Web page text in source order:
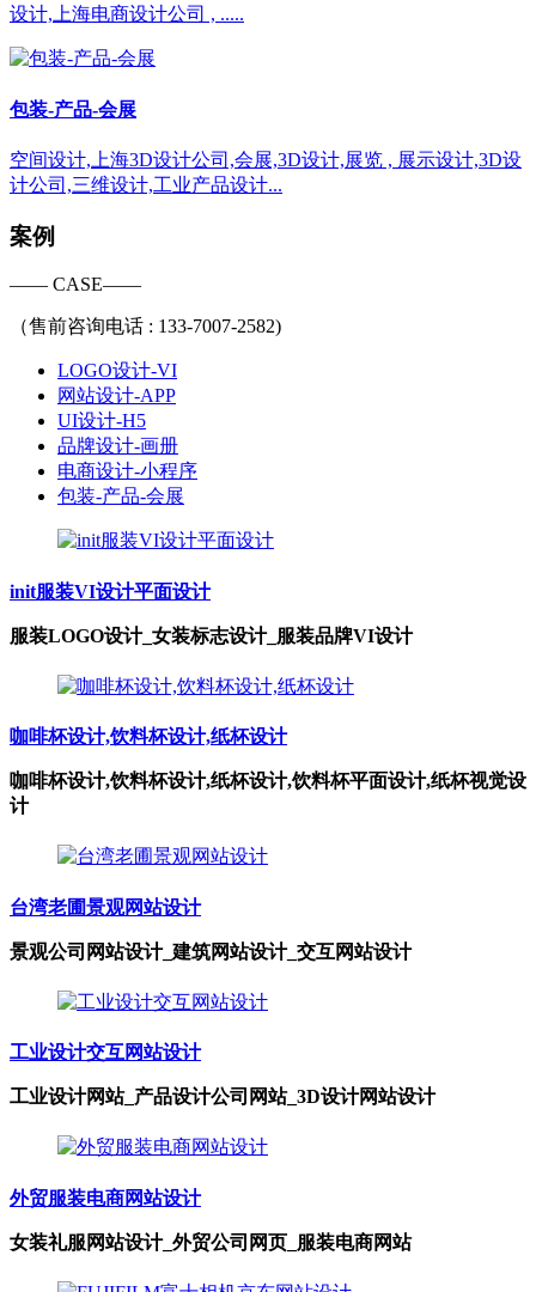
设计,上海电商设计公司 , .....
包装-产品-会展
空间设计,上海3D设计公司,会展,3D设计,展览 , 展示设计,3D设
计公司,三维设计,工业产品设计...
案例
—— CASE——
（售前咨询电话 : 133-7007-2582)
LOGO设计-VI
网站设计-APP
UI设计-H5
品牌设计-画册
电商设计-小程序
包装-产品-会展
init服装VI设计平面设计
服装LOGO设计_女装标志设计_服装品牌VI设计
咖啡杯设计,饮料杯设计,纸杯设计
咖啡杯设计,饮料杯设计,纸杯设计,饮料杯平面设计,纸杯视觉设
计
台湾老圃景观网站设计
景观公司网站设计_建筑网站设计_交互网站设计
工业设计交互网站设计
工业设计网站_产品设计公司网站_3D设计网站设计
外贸服装电商网站设计
女装礼服网站设计_外贸公司网页_服装电商网站